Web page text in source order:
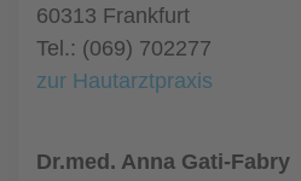
60313 Frankfurt
Tel.: (069) 702277
zur Hautarztpraxis
Dr.med. Anna Gati-Fabry